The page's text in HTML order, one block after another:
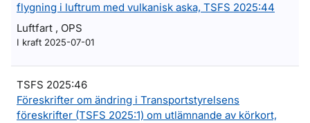
flygning i luftrum med vulkanisk aska, TSFS 2025:44
Luftfart , OPS
I kraft 2025-07-01
TSFS 2025:46
Föreskrifter om ändring i Transportstyrelsens
föreskrifter (TSFS 2025:1) om utlämnande av körkort,